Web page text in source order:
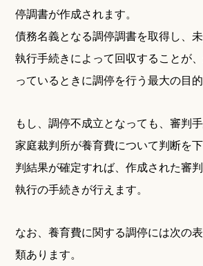
停調書が作成されます。
債務名義となる調停調書を取得し、
執行手続きによって回収することが
っているときに調停を行う最大の目的
もし、調停不成立となっても、審判
家庭裁判所が養育費について判断を
判結果が確定すれば、作成された審
執行の手続きが行えます。
なお、養育費に関する調停には次の
類あります。